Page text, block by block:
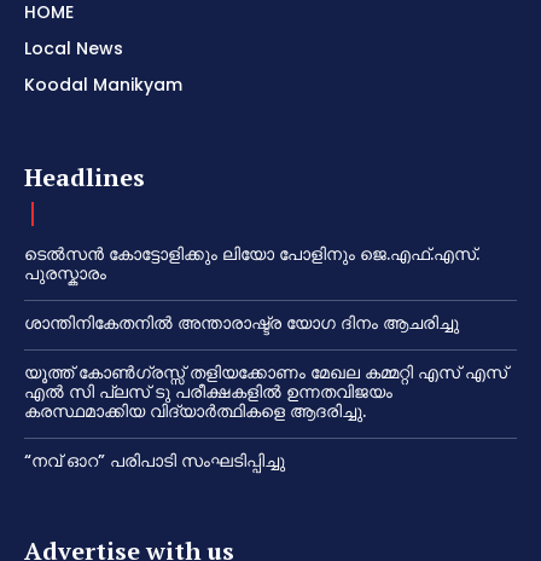
HOME
Local News
Koodal Manikyam
Headlines
ടെൽസൻ കോട്ടോളിക്കും ലിയോ പോളിനും ജെ.എഫ്.എസ്.
പുരസ്കാരം
ശാന്തിനികേതനിൽ അന്താരാഷ്ട്ര യോഗ ദിനം ആചരിച്ചു
യൂത്ത് കോൺഗ്രസ്സ് തളിയക്കോണം മേഖല കമ്മറ്റി എസ് എസ്
എൽ സി പ്ലസ് ടു പരീക്ഷകളിൽ ഉന്നതവിജയം
കരസ്ഥമാക്കിയ വിദ്യാർത്ഥികളെ ആദരിച്ചു.
“നവ് ഓറ” പരിപാടി സംഘടിപ്പിച്ചു
Advertise with us